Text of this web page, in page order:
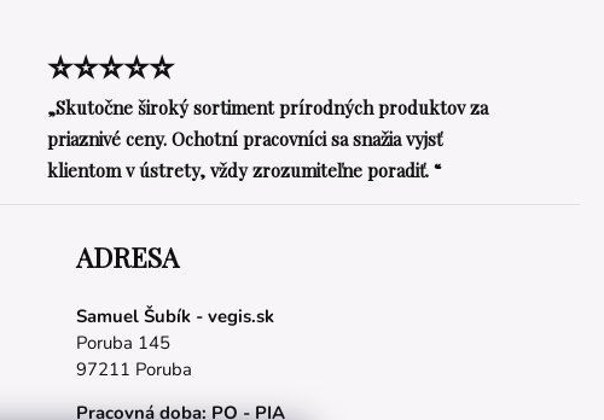
⭐⭐⭐⭐⭐
„Skutočne široký sortiment prírodných produktov za
priaznivé ceny. Ochotní pracovníci sa snažia vyjsť
klientom v ústrety, vždy zrozumiteľne poradiť. “
ADRESA
Samuel Šubík - vegis.sk
Poruba 145
97211 Poruba
Pracovná doba: PO - PIA